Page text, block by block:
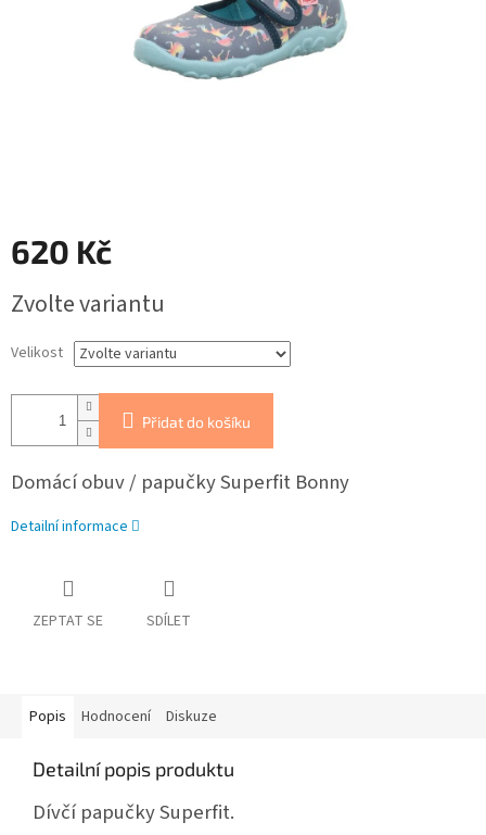
620 Kč
cena:
Zvolte variantu
Velikost
Přidat do košíku
Domácí obuv / papučky Superfit Bonny
Detailní informace
ZEPTAT SE SDÍLET
Popis Hodnocení Diskuze
Detailní popis produktu
Dívčí papučky Superfit.